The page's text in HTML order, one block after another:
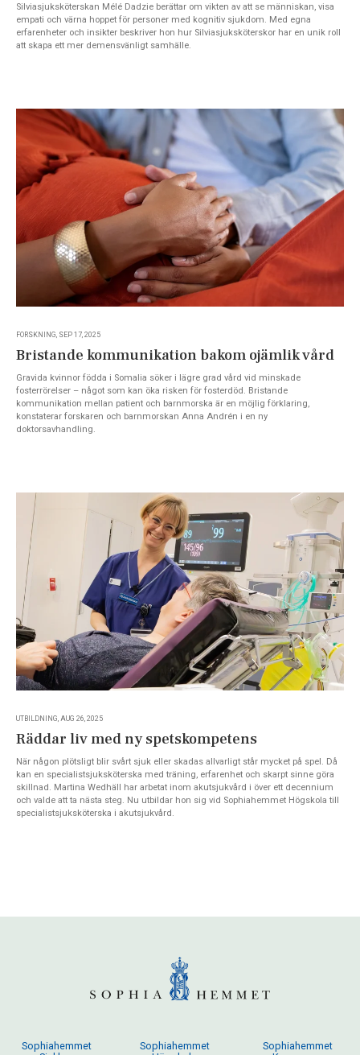
Silviasjuksköterskan Mélé Dadzie berättar om vikten av att se människan, visa
empati och värna hoppet för personer med kognitiv sjukdom. Med egna
erfarenheter och insikter beskriver hon hur Silviasjuksköterskor har en unik roll
att skapa ett mer demensvänligt samhälle.
FORSKNING, SEP 17, 2025
Bristande kommunikation bakom ojämlik vård
Gravida kvinnor födda i Somalia söker i lägre grad vård vid minskade
fosterrörelser – något som kan öka risken för fosterdöd. Bristande
kommunikation mellan patient och barnmorska är en möjlig förklaring,
konstaterar forskaren och barnmorskan Anna Andrén i en ny
doktorsavhandling.
UTBILDNING, AUG 26, 2025
Räddar liv med ny spetskompetens
När någon plötsligt blir svårt sjuk eller skadas allvarligt står mycket på spel. Då
kan en specialistsjuksköterska med träning, erfarenhet och skarpt sinne göra
skillnad. Martina Wedhäll har arbetat inom akutsjukvård i över ett decennium
och valde att ta nästa steg. Nu utbildar hon sig vid Sophiahemmet Högskola till
specialistsjuksköterska i akutsjukvård.
Sophiahemmet
Sophiahemmet
Sophiahemmet